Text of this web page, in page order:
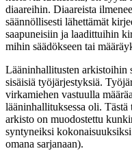
diaareihin. Diaareista
säännöllisesti lähettämät
saapuneisiin ja laadittuihin
mihin säädökseen tai
Lääninhallitusten arkistoihin
sisäisiä työjärjestyksiä.
virkamiehen vastuulla
lääninhallituksessa oli. Tästä
arkisto on muodostettu
syntyneiksi
omana sarjanaan).